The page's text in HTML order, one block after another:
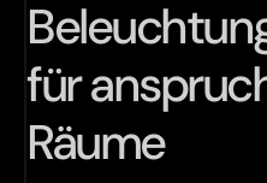
für
Räume